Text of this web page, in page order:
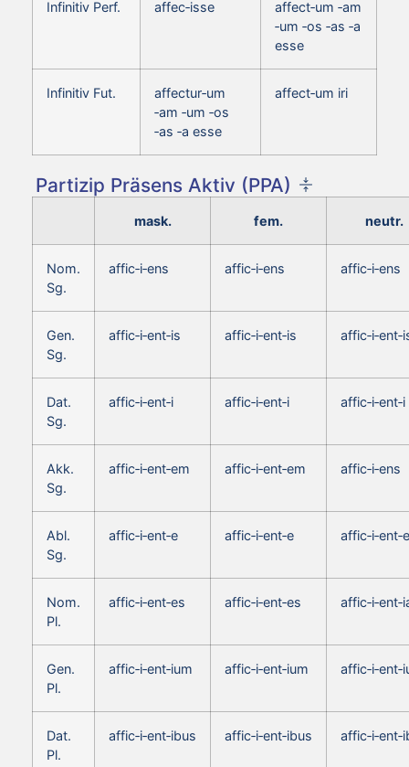
Infinitiv Perf. affec‑isse
affect‑um ‑am
‑um ‑os ‑as ‑a
esse
Infinitiv Fut.
affectur‑um
‑am ‑um ‑os
‑as ‑a esse
affect‑um iri
Partizip Präsens Aktiv (PPA)
mask. fem. neutr.
Nom.
Sg.
affic‑i‑ens affic‑i‑ens affic‑i‑ens
Gen.
Sg.
affic‑i‑ent‑is affic‑i‑ent‑is
Dat.
Sg.
affic‑i‑ent‑i affic‑i‑ent‑i affic‑i‑ent‑i
Akk.
Sg.
affic‑i‑ent‑em affic‑i‑ent‑em affic‑i‑ens
Abl.
Sg.
affic‑i‑ent‑e affic‑i‑ent‑e affic‑i‑ent‑e
Nom.
Pl.
affic‑i‑ent‑es affic‑i‑ent‑es
Gen.
Pl.
affic‑i‑ent‑ium affic‑i‑ent‑ium
Dat.
Pl.
affic‑i‑ent‑ibus affic‑i‑ent‑ibus